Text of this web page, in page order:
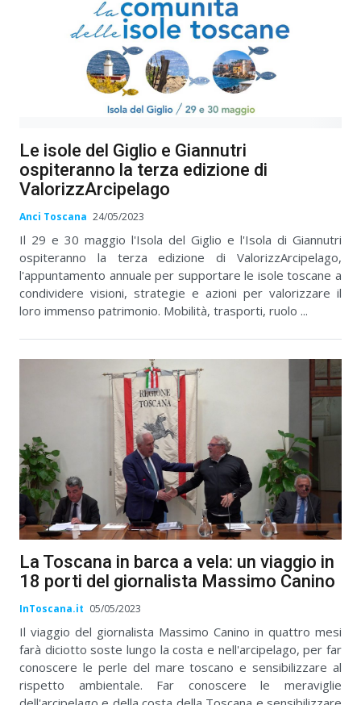
Le isole del Giglio e Giannutri
ospiteranno la terza edizione di
ValorizzArcipelago
Anci Toscana 24/05/2023
Il 29 e 30 maggio l'Isola del Giglio e l'Isola di Giannutri
ospiteranno la terza edizione di ValorizzArcipelago,
l'appuntamento annuale per supportare le isole toscane a
condividere visioni, strategie e azioni per valorizzare il
loro immenso patrimonio. Mobilità, trasporti, ruolo ...
La Toscana in barca a vela: un viaggio in
18 porti del giornalista Massimo Canino
InToscana.it 05/05/2023
Il viaggio del giornalista Massimo Canino in quattro mesi
farà diciotto soste lungo la costa e nell'arcipelago, per far
conoscere le perle del mare toscano e sensibilizzare al
rispetto ambientale. Far conoscere le meraviglie